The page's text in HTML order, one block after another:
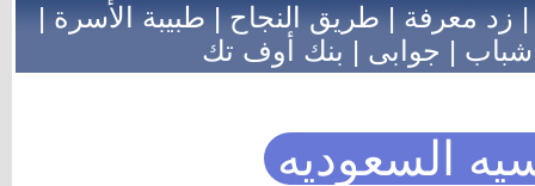
النجاح|طبيبة الأسرة|
|بنك أوف تك